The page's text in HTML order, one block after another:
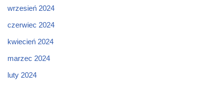
wrzesień 2024
czerwiec 2024
kwiecień 2024
marzec 2024
luty 2024